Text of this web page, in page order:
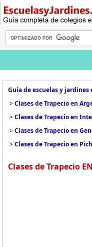
Guía de escuelas y
>Clases de Trapecio en
>Clases de Trapecio en
>Clases de Trapecio en
>Clases de Trapecio en
Clases de Trapecio